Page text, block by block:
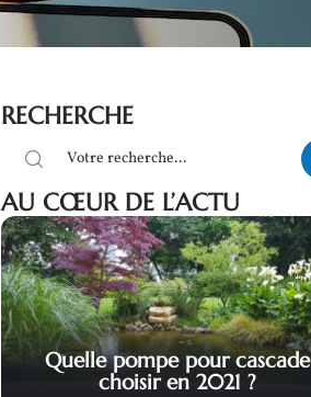
RECHERCHE
AU CŒUR DE L’ACTU
Quelle pompe pour cascade
choisir en 2021 ?